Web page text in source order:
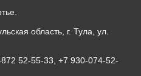
область, г. Тула, ул.
52-55-33, +7 930-074-52-